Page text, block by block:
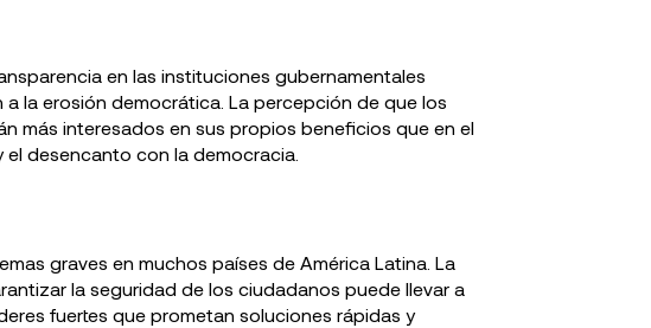
en las instituciones gubernamentales
la erosión democrática. La percepción de que los
más interesados en sus propios beneficios que en el
desencanto con la democracia.
graves en muchos países de América Latina. La
la seguridad de los ciudadanos puede llevar a
fuertes que prometan soluciones rápidas y